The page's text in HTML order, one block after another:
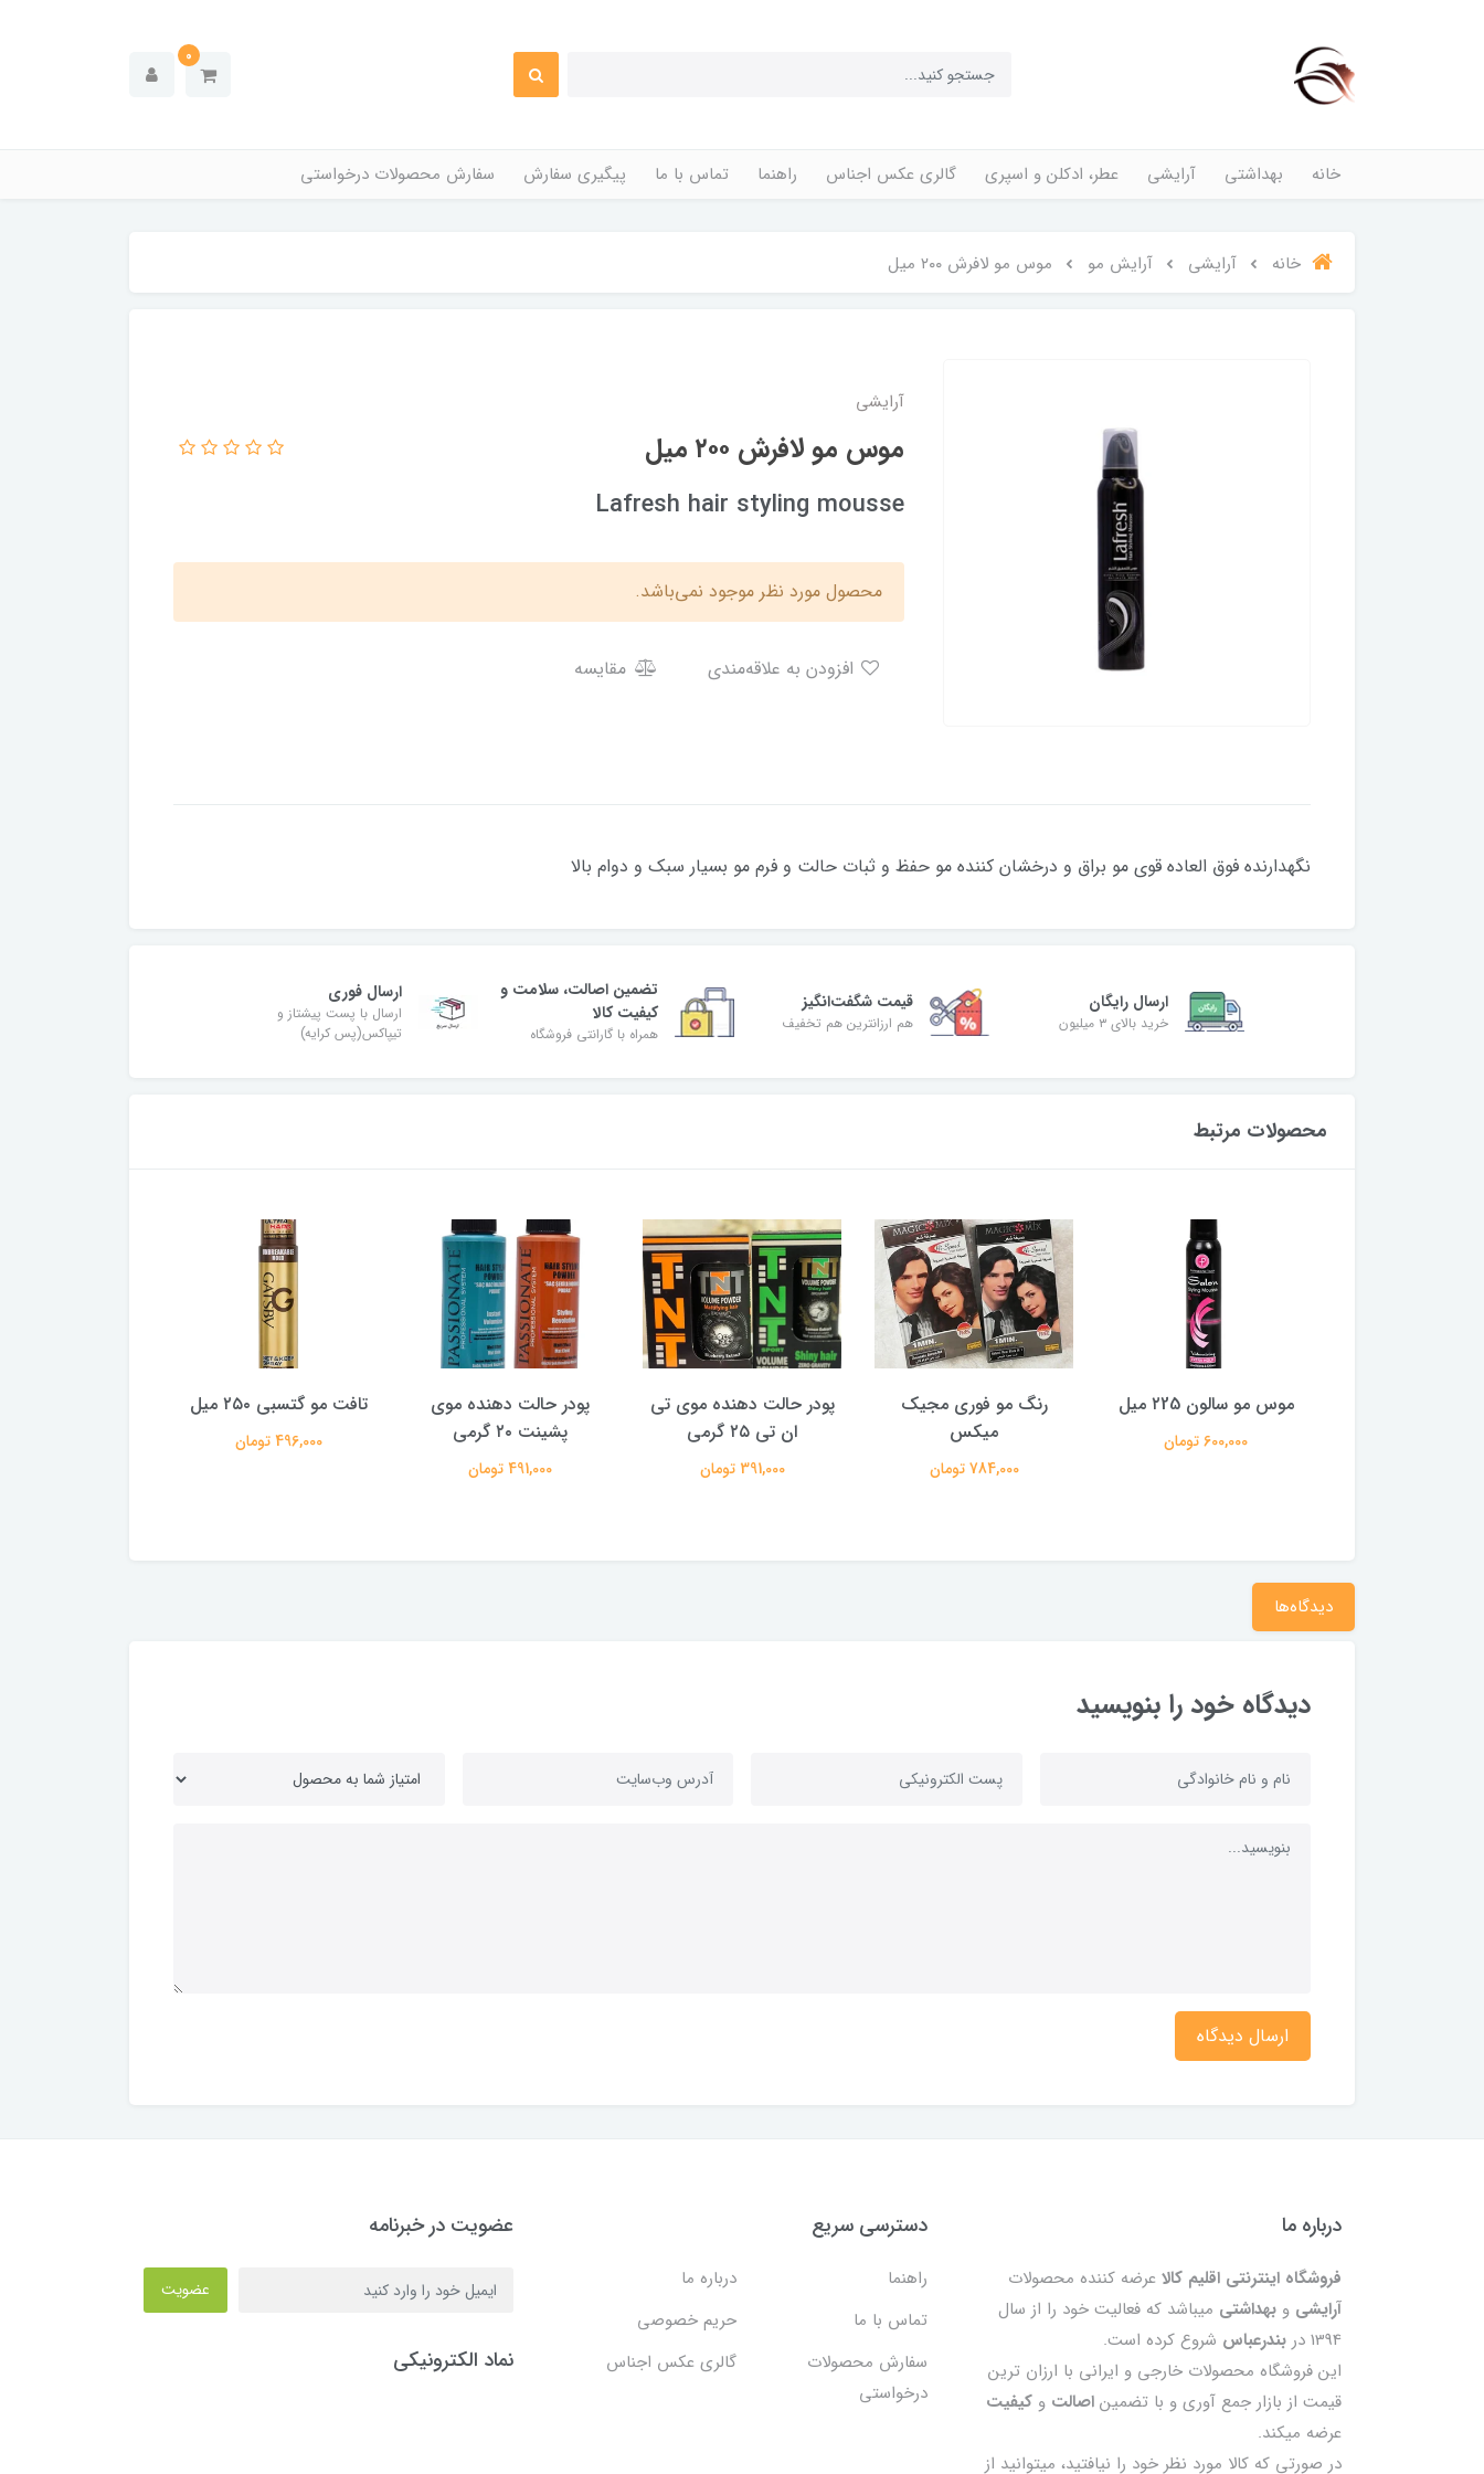
0
خانه بهداشتی آرایشی عطر، ادکلن و اسپری گالری عکس اجناس راهنما تماس با ما پیگیری سفارش سفارش محصولات درخواستی
خانه آرایشی آرایش مو موس مو لافرش ۲۰۰ میل
آرایشی
موس مو لافرش ۲۰۰ میل
Lafresh hair styling mousse
محصول مورد نظر موجود نمی‌باشد.
مقایسه
نگهدارنده فوق العاده قوی مو براق و درخشان کننده مو حفظ و ثبات حالت و فرم مو بسیار سبک و دوام بالا
ارسال رایگان
خرید بالای ۳ میلیون
قیمت شگفت‌انگیز
هم ارزانترین هم تخفیف
تضمین اصالت، سلامت و
کیفیت کالا
همراه با گارانتی فروشگاه
ارسال فوری
ارسال با پست پیشتاز و
تیپاکس(پس کرایه)
محصولات مرتبط
موس مو سالون ۲25 میل
600,000 تومان
رنگ مو فوری مجیک
میکس
784,000 تومان
پودر حالت دهنده موی تی
ان تی ۲۵ گرمی
391,000 تومان
پودر حالت دهنده موی
پشینت ۲۰ گرمی
491,000 تومان
تافت مو گتسبی ۲۵۰ میل
496,000 تومان
دیدگاه‌ها
دیدگاه خود را بنویسید
ارسال دیدگاه
درباره ما
فروشگاه اینترنتی اقلیم کالا عرضه کننده محصولات
آرایشیوبهداشتی میباشد که فعالیت خود را از سال
1394 در
بندرعباس شروع کرده است.
این فروشگاه محصولات خارجی و ایرانی با ارزان ترین
قیمت از بازار جمع آوری و با تضمیناصالتوکیفیت
عرضه میکند.
در صورتی که کالا مورد نظر خود را نیافتید، میتوانید از
دسترسی سریع
راهنما
درباره ما
تماس با ما
حریم خصوصی
سفارش محصولات
درخواستی
گالری عکس اجناس
عضویت در خبرنامه
عضویت
نماد الکترونیکی